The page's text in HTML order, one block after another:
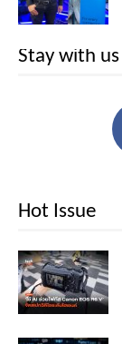
Stay with us
Hot Issue